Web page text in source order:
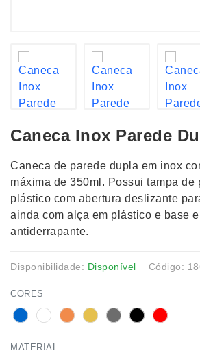
Caneca Inox Parede
Caneca de parede dupla em inox
máxima de 350ml. Possui tampa de
plástico com abertura deslizante
ainda com alça em plástico e base
antiderrapante.
Disponibilidade: Disponível Código:
CORES
MATERIAL